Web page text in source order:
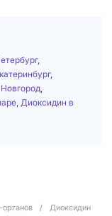
,
,
Диоксидин в
/ Диоксидин